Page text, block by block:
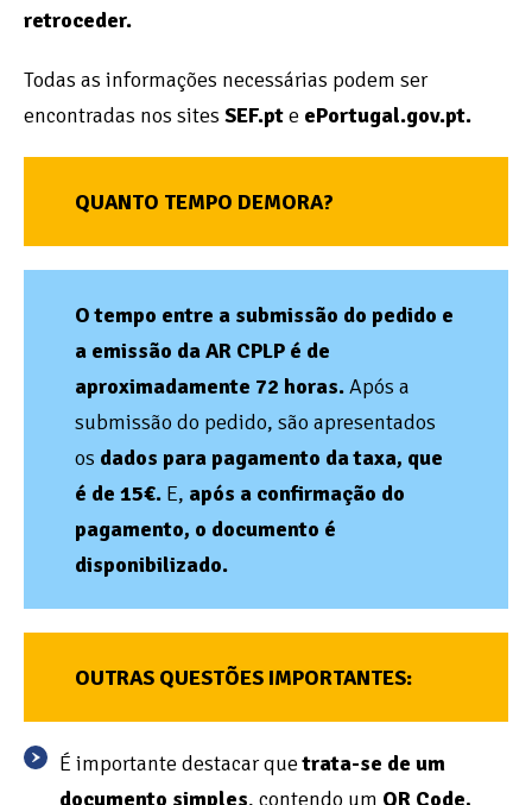
retroceder.
Todas as informações necessárias podem ser
encontradas nos sites SEF.pte ePortugal.gov.pt.
QUANTO TEMPO DEMORA?
O tempo entre a submissão do pedido e
a emissão da AR CPLP é de
aproximadamente 72 horas.Após a
submissão do pedido, são apresentados
os dados para pagamento da taxa, que
é de 15€.E, após a confirmação do
pagamento, o documento é
disponibilizado.
OUTRAS QUESTÕES IMPORTANTES:
É importante destacar quetrata-se de um
documento simples, contendo um QR Code,